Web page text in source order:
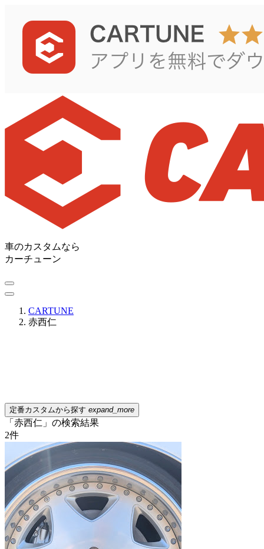
車のカスタムなら
カーチューン
CARTUNE
赤西仁
定番カスタムから探す expand_more
「赤西仁」の検索結果
2件